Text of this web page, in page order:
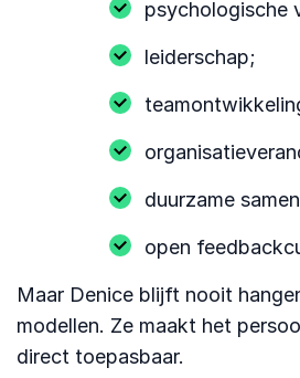
psychologische
leiderschap;
duurzame
open
Maar Denice blijft nooit
modellen. Ze maakt het
direct toepasbaar.